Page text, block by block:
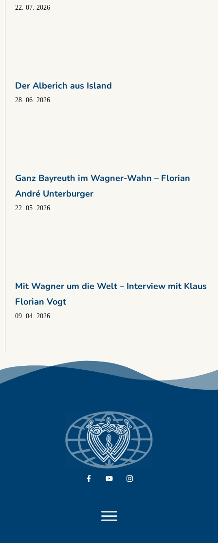
22. 07. 2026
Der Alberich aus Island
28. 06. 2026
Ganz Bayreuth im Wagner-Wahn – Florian
André Unterburger
22. 05. 2026
Mit Wagner um die Welt – Interview mit Klaus
Florian Vogt
09. 04. 2026